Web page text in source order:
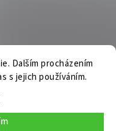
Dalším procházením
s jejich používáním.
podpora